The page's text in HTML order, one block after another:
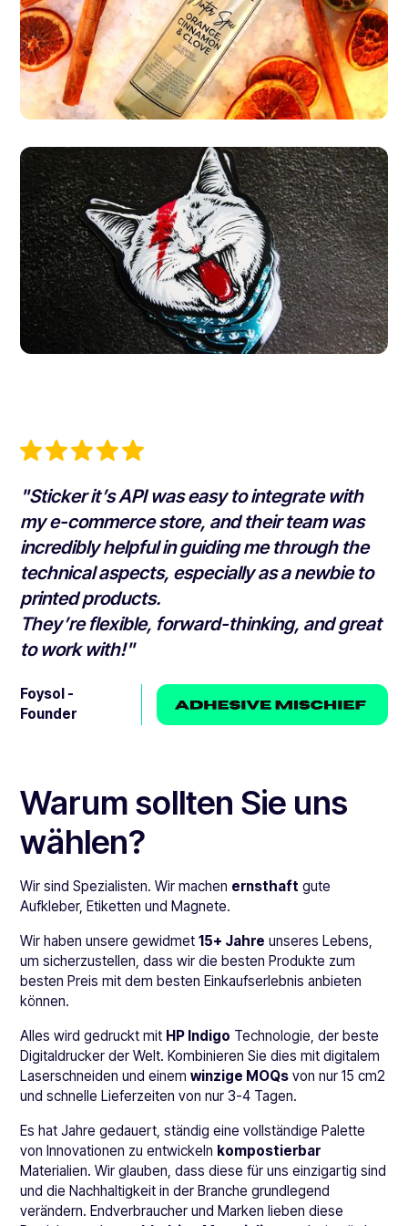
"Sticker it’s API was easy to integrate with
my e-commerce store, and their team was
incredibly helpful in guiding me through the
technical aspects, especially as a newbie to
printed products.
They’re flexible, forward-thinking, and great
to work with!"
Foysol -
Founder
Warum sollten Sie uns
wählen?
Wir sind Spezialisten. Wir machen ernsthaft gute
Aufkleber, Etiketten und Magnete.
Wir haben unsere gewidmet15+ Jahre unseres Lebens,
um sicherzustellen, dass wir die besten Produkte zum
besten Preis mit dem besten Einkaufserlebnis anbieten
können.
Alles wird gedruckt mit HP Indigo Technologie, der beste
Digitaldrucker der Welt. Kombinieren Sie dies mit digitalem
Laserschneiden und einemwinzige MOQs von nur 15 cm2
und schnelle Lieferzeiten von nur 3-4 Tagen.
Es hat Jahre gedauert, ständig eine vollständige Palette
von Innovationen zu entwickeln kompostierbar
Materialien. Wir glauben, dass diese für uns einzigartig sind
und die Nachhaltigkeit in der Branche grundlegend
verändern. Endverbraucher und Marken lieben diese